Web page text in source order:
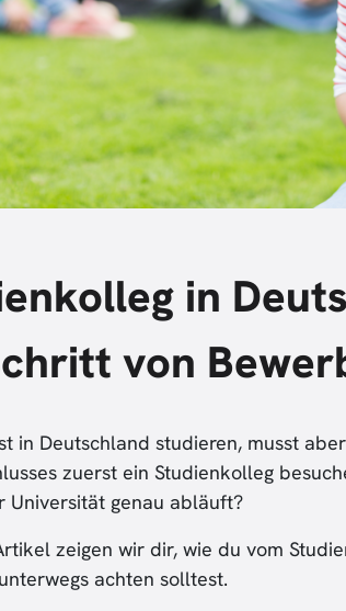
in
von
in Deutschland studieren, musst
zuerst ein Studienkolleg
Universität genau abläuft?
zeigen wir dir, wie du vom
achten solltest.